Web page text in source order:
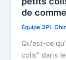
de
Équipe 3PL
Qu'est-ce
colis" dans